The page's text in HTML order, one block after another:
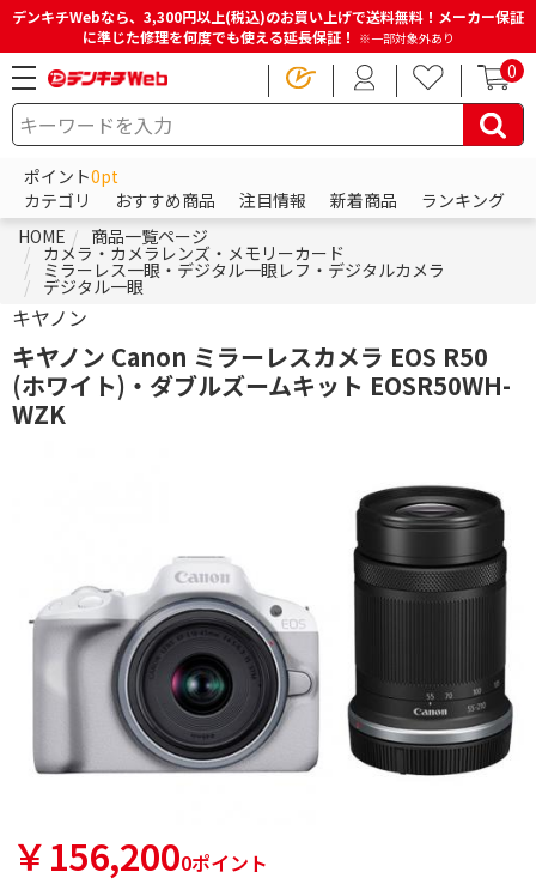
デンキチWebなら、3,300円以上(税込)のお買い上げで送料無料！メーカー保証
に準じた修理を何度でも使える延長保証！ ※一部対象外あり
0
ポイント0pt
カテゴリ
おすすめ商品 注目情報 新着商品
ランキング
HOME
商品一覧ページ
カメラ・カメラレンズ・メモリーカード
ミラーレス一眼・デジタル一眼レフ・デジタルカメラ
デジタル一眼
キヤノン
キヤノン Canon ミラーレスカメラ EOS R50
(ホワイト)・ダブルズームキット EOSR50WH-
WZK
￥156,2000ポイント